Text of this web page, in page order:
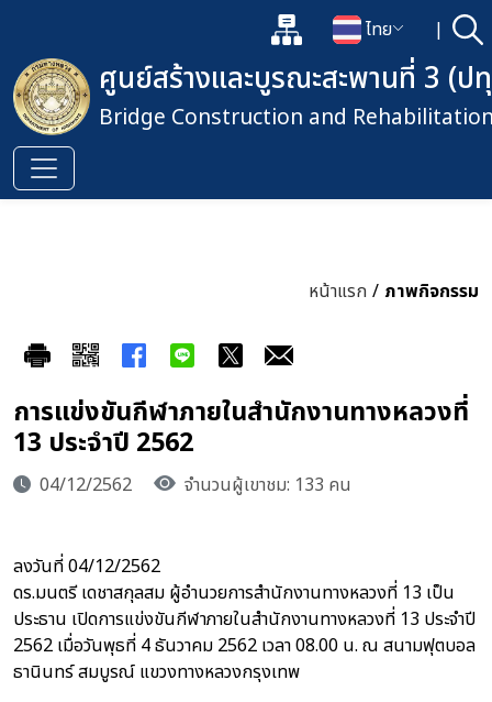
แผนผังเว็บไซต์
เปลี่ยนภาษา
ไทย | ค้
เปิดกล่องค้นหาข้อมูลหลักของเ
ศูนย์สร้างและบูรณะสะพานที่ 3 (ป
Bridge Construction and
หน้าแรก / ภาพกิจกรรม
การแข่งขันกีฬาภายในสำนักงานทางหลวงที่
13 ประจำปี 2562
04/12/2562 จำนวนผู้เขาชม: 133 คน
ลงวันที่ 04/12/2562
ดร.มนตรี เดชาสกุลสม ผู้อำนวยการสำนักงานทางหลวงที่ 13 เป็น
ประธาน เปิดการแข่งขันกีฬาภายในสำนักงานทางหลวงที่ 13 ประจำปี
2562 เมื่อวันพุธที่ 4 ธันวาคม 2562 เวลา 08.00 น. ณ สนามฟุตบอล
ธานินทร์ สมบูรณ์ แขวงทางหลวงกรุงเทพ